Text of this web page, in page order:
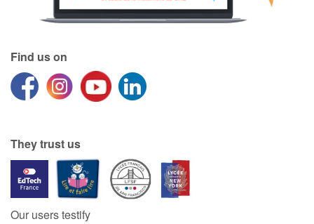
Find us on
They trust us
Our users testify